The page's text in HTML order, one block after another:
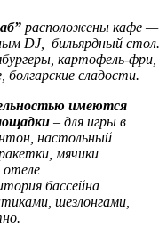
расположены кафе —
DJ, бильярдный стол.
картофель-фри,
болгарские сладости.
имеются
– для игры в
настольный
мячики
отеле
бассейна
шезлонгами,